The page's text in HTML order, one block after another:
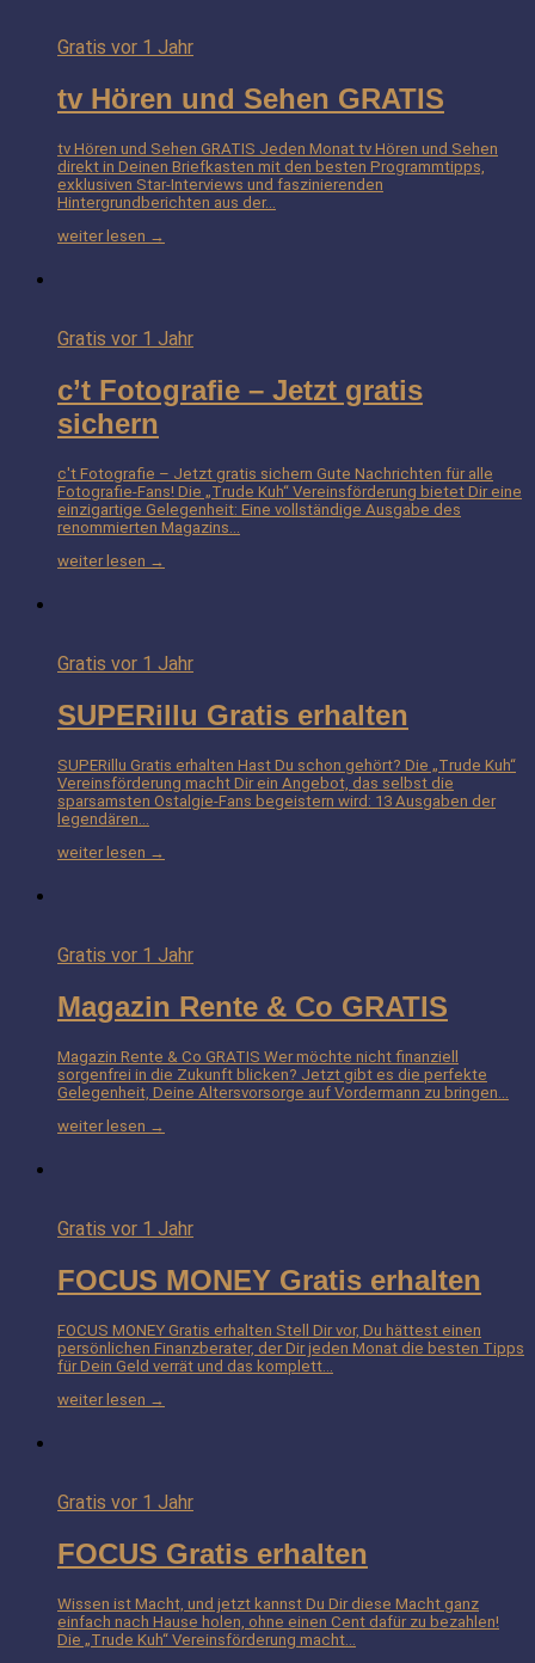
Gratis vor 1 Jahr
tv Hören und Sehen GRATIS
tv Hören und Sehen GRATIS Jeden Monat tv Hören und Sehen
direkt in Deinen Briefkasten mit den besten Programmtipps,
exklusiven Star-Interviews und faszinierenden
Hintergrundberichten aus der…
weiter lesen →
Gratis vor 1 Jahr
c’t Fotografie – Jetzt gratis
sichern
c't Fotografie – Jetzt gratis sichern Gute Nachrichten für alle
Fotografie-Fans! Die „Trude Kuh“ Vereinsförderung bietet Dir eine
einzigartige Gelegenheit: Eine vollständige Ausgabe des
renommierten Magazins…
weiter lesen →
Gratis vor 1 Jahr
SUPERillu Gratis erhalten
SUPERillu Gratis erhalten Hast Du schon gehört? Die „Trude Kuh“
Vereinsförderung macht Dir ein Angebot, das selbst die
sparsamsten Ostalgie-Fans begeistern wird: 13 Ausgaben der
legendären…
weiter lesen →
Gratis vor 1 Jahr
Magazin Rente & Co GRATIS
Magazin Rente & Co GRATIS Wer möchte nicht finanziell
sorgenfrei in die Zukunft blicken? Jetzt gibt es die perfekte
Gelegenheit, Deine Altersvorsorge auf Vordermann zu bringen…
weiter lesen →
Gratis vor 1 Jahr
FOCUS MONEY Gratis erhalten
FOCUS MONEY Gratis erhalten Stell Dir vor, Du hättest einen
persönlichen Finanzberater, der Dir jeden Monat die besten Tipps
für Dein Geld verrät und das komplett…
weiter lesen →
Gratis vor 1 Jahr
FOCUS Gratis erhalten
Wissen ist Macht, und jetzt kannst Du Dir diese Macht ganz
einfach nach Hause holen, ohne einen Cent dafür zu bezahlen!
Die „Trude Kuh“ Vereinsförderung macht…